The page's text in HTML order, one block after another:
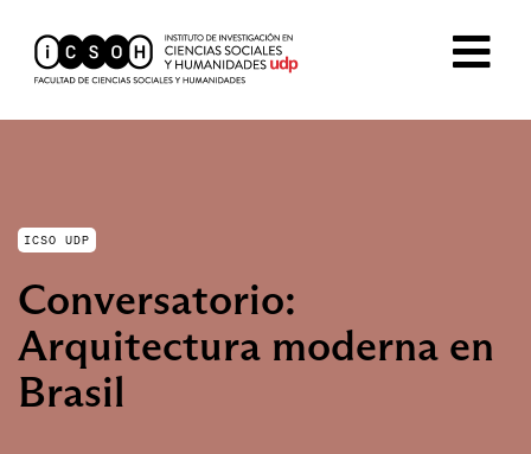
ICSO UDP
Conversatorio:
Arquitectura moderna en
Brasil